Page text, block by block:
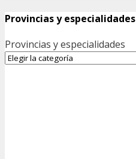
Provincias y especialidades
Provincias y especialidades